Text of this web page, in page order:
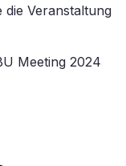
Veranstaltung
Mee­ting 2024